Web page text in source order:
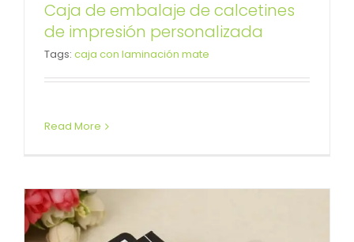
Caja de embalaje de calcetines
de impresión personalizada
Tags: caja con laminación mate
Read More
Caja de cartón impresa en color
para delineador de ojos
Caja con tapa desmontable Cajas plegables